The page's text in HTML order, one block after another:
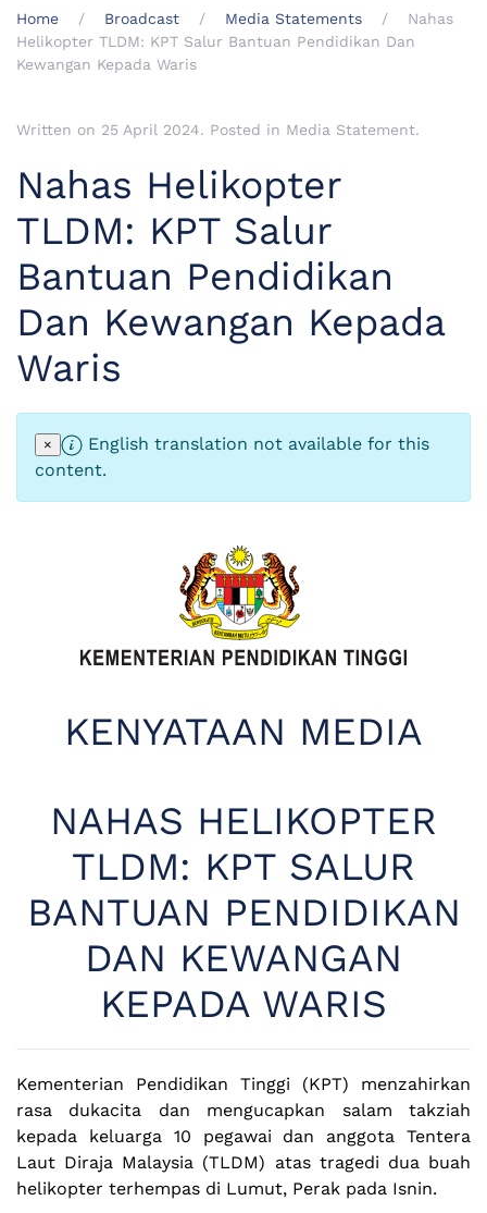
Home Broadcast Media Statements
Nahas
Helikopter TLDM: KPT Salur Bantuan Pendidikan Dan
Kewangan Kepada Waris
Written on 25 April 2024. Posted in Media Statement.
Nahas Helikopter
TLDM: KPT Salur
Bantuan Pendidikan
Dan Kewangan Kepada
Waris
×
English translation not available for this
content.
KENYATAAN MEDIA
NAHAS HELIKOPTER
TLDM: KPT SALUR
BANTUAN PENDIDIKAN
DAN KEWANGAN
KEPADA WARIS
Kementerian Pendidikan Tinggi (KPT) menzahirkan
rasa dukacita dan mengucapkan salam takziah
kepada keluarga 10 pegawai dan anggota Tentera
Laut Diraja Malaysia (TLDM) atas tragedi dua buah
helikopter terhempas di Lumut, Perak pada Isnin.